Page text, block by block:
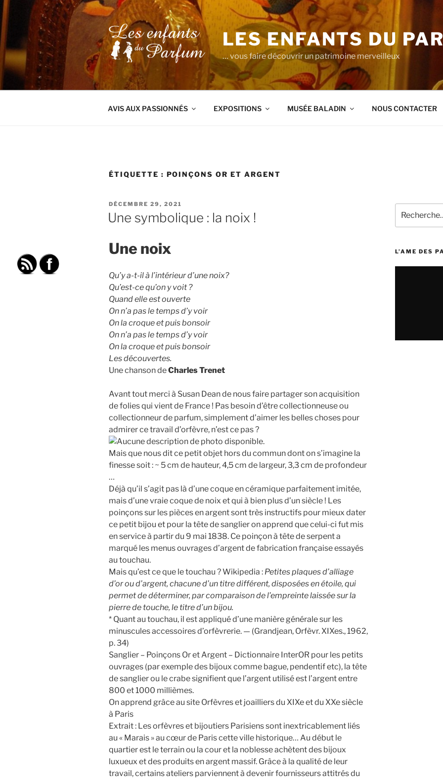
Aller
au
contenu
principal
LES ENFANTS DU
… vous faire découvrir un patrimoine merveilleux
AVIS AUX PASSIONNÉS EXPOSITIONS MUSÉE BALADIN NOUS CONTACTER
ÉTIQUETTE : POINÇONS OR ET ARGENT
PUBLIÉ
LE
DÉCEMBRE 29, 2021
Une symbolique : la noix !
Une noix
Qu’y a-t-il à l’intérieur d’une noix?
Qu’est-ce qu’on y voit ?
Quand elle est ouverte
On n’a pas le temps d’y voir
On la croque et puis bonsoir
On n’a pas le temps d’y voir
On la croque et puis bonsoir
Les découvertes.
Une chanson deCharles Trenet
Avant tout merci à Susan Dean de nous faire partager son acquisition
de folies qui vient de France ! Pas besoin d’être collectionneuse ou
collectionneur de parfum, simplement d’aimer les belles choses pour
admirer ce travail d’orfèvre, n’est ce pas ?
Mais que nous dit ce petit objet hors du commun dont on s’imagine la
finesse soit : ~ 5 cm de hauteur, 4,5 cm de largeur, 3,3 cm de profondeur
…
Déjà qu’il s’agit pas là d’une coque en céramique parfaitement imitée,
mais d’une vraie coque de noix et qui à bien plus d’un siècle ! Les
poinçons sur les pièces en argent sont très instructifs pour mieux dater
ce petit bijou et pour la tête de sanglier on apprend que celui-ci fut mis
en service à partir du 9 mai 1838. Ce poinçon à tête de serpent a
marqué les menus ouvrages d’argent de fabrication française essayés
au touchau.
Mais qu’est ce que le touchau ? Wikipedia : Petites plaques d’alliage
d’or ou d’argent, chacune d’un titre différent, disposées en étoile, qui
permet de déterminer, par comparaison de l’empreinte laissée sur la
pierre de touche, le titre d’un bijou.
* Quant au touchau, il est appliqué d’une manière générale sur les
minuscules accessoires d’orfèvrerie. — (Grandjean, Orfèvr. XIXes., 1962,
p. 34)
Sanglier – Poinçons Or et Argent – Dictionnaire InterOR pour les petits
ouvrages (par exemple des bijoux comme bague, pendentif etc), la tête
de sanglier ou le crabe signifient que l’argent utilisé est l’argent entre
800 et 1000 millièmes.
On apprend grâce au site Orfèvres et joailliers du XIXe et du XXe siècle
à Paris
Extrait : Les orfèvres et bijoutiers Parisiens sont inextricablement liés
au « Marais » au cœur de Paris cette ville historique… Au début le
quartier est le terrain ou la cour et la noblesse achètent des bijoux
luxueux et des produits en argent massif. Grâce à la qualité de leur
travail, certains ateliers parviennent à devenir fournisseurs attitrés du
pour
:
L’AME DES